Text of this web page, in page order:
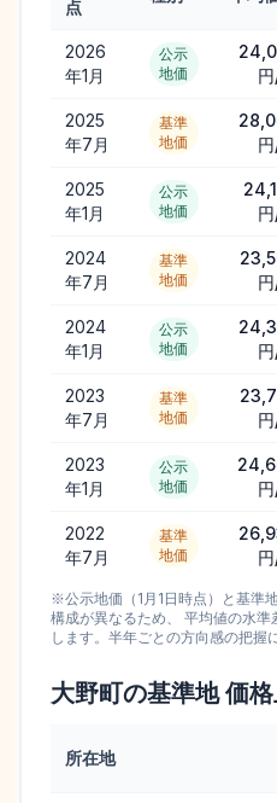
点
2026
年1月
公示
地価
2025
年7月
基準
地価
2025
年1月
公示
地価
2024
年7月
基準
地価
2024
年1月
公示
地価
2023
年7月
基準
地価
2023
年1月
公示
地価
2022
年7月
基準
地価
※公示地価（1月1日時点）と基準
構成が異なるため、 平均値の水
します。半年ごとの方向感の把握
大野町の基準地 価
所在地